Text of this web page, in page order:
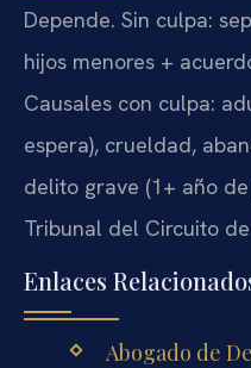
Depende. Sin culpa:
hijos menores +
Causales con culpa:
espera), crueldad,
delito grave (1+ año
Tribunal del Circuito
Enlaces
Abogado de